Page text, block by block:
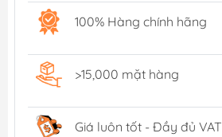
100% Hàng chính hãng
>15,000 mặt hàng
Giá luôn tốt - Đầy đủ VAT